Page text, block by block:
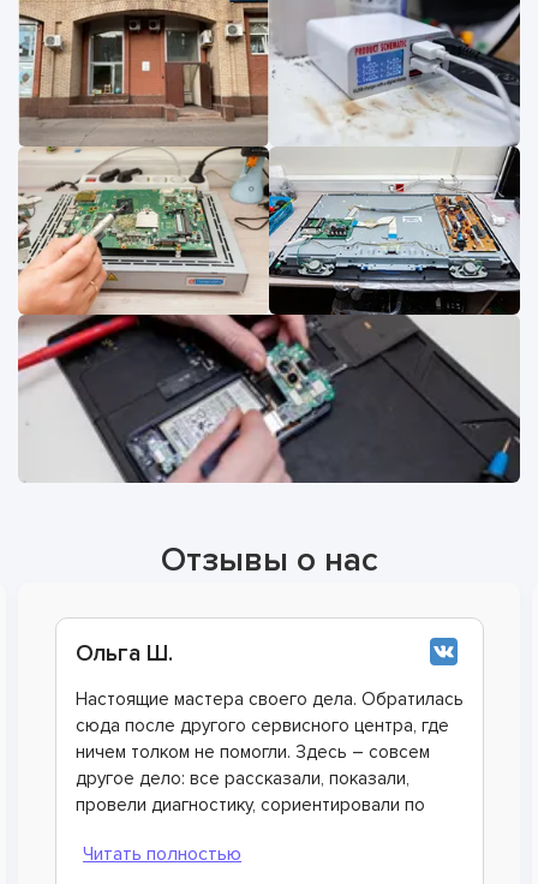
Отзывы о нас
Анна О.
Смотрел многочисленные ролики на ютуб,
хотел сделать ремонт самостоятельно чтоб
сэкономить, а в итоге только время потерял.
Хорошо коллега дал контакты этого
сервисного центра, теперь всегда сюда буду
мастера, произвели ремонт быстро и дали